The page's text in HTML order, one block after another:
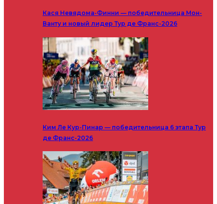
Кася Невядома-Финни — победительница Мон-
Ванту и новый лидер Тур де Франс-2026
Ким Ле Кур-Пинар — победительница 6 этапа Тур
де Франс-2026